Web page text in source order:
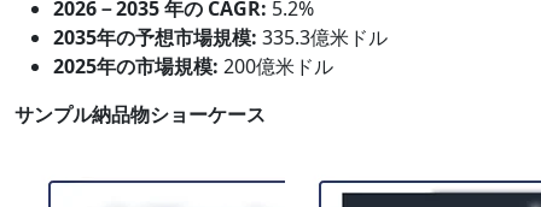
2026－2035 年の CAGR: 5.2%
2035年の予想市場規模: 335.3億米ドル
2025年の市場規模: 200億米ドル
サンプル納品物ショーケース